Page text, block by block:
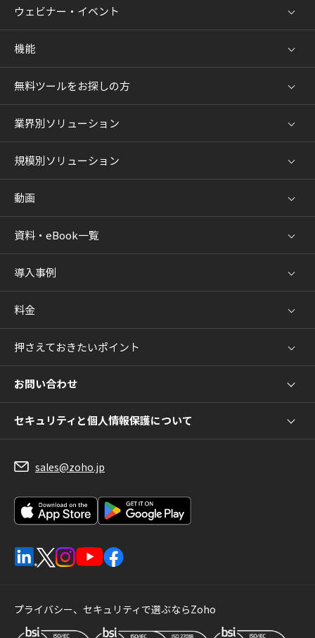
ウェビナー・イベント
機能
無料ツールをお探しの方
業界別ソリューション
規模別ソリューション
動画
資料・eBook一覧
導入事例
料金
押さえておきたいポイント
お問い合わせ
セキュリティと個人情報保護について
sales@zoho.jp
プライバシー、セキュリティで選ぶならZoho